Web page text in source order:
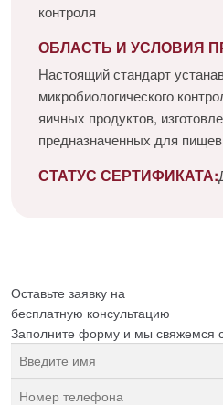
контроля
ОБЛАСТЬ И УСЛОВИЯ
Настоящий стандарт
микробиологического
яичных продуктов,
предназначенных для
СТАТУС СЕРТИФИКАТА:
Оставьте заявку на
бесплатную консультацию
Заполните форму и мы свяжемся